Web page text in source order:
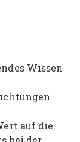
Wissen
auf die